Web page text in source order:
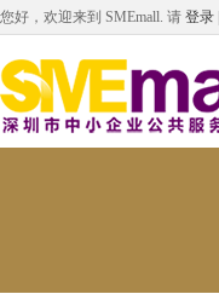
您好，欢迎来到 SMEmall. 请 登录